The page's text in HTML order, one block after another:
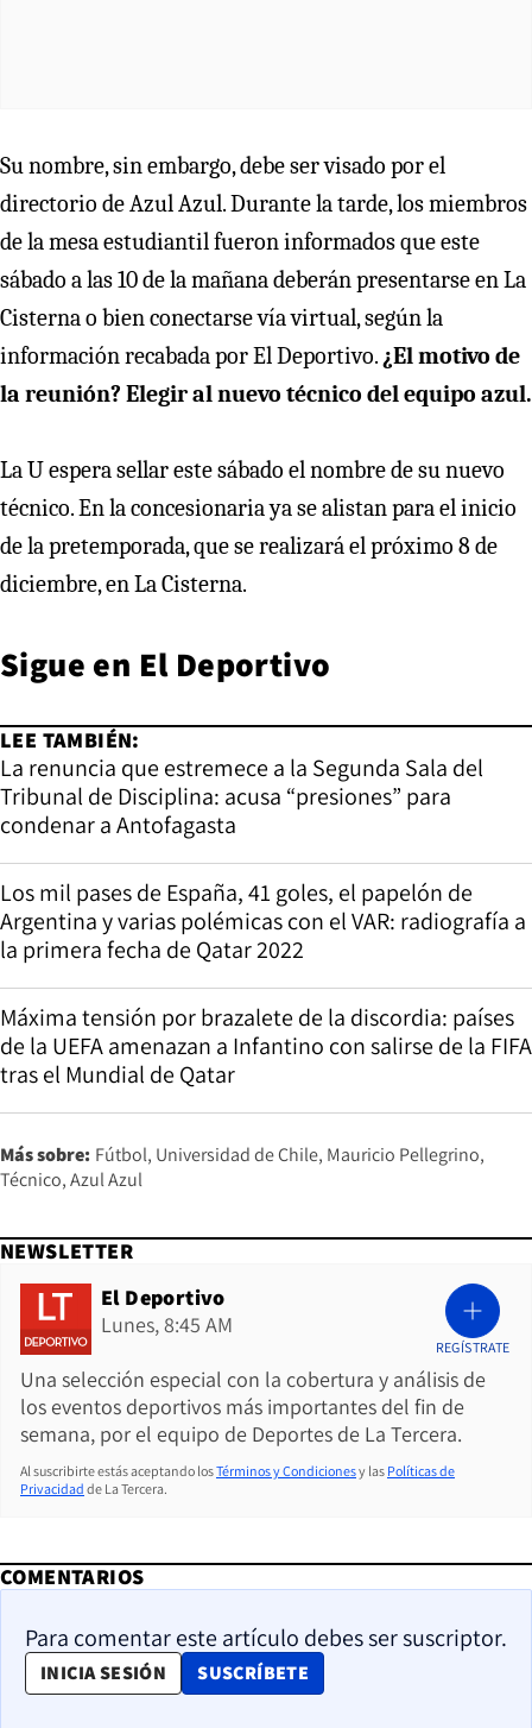
Su nombre, sin embargo, debe ser visado por el
directorio de Azul Azul. Durante la tarde, los miembros
de la mesa estudiantil fueron informados que este
sábado a las 10 de la mañana deberán presentarse en La
Cisterna o bien conectarse vía virtual, según la
información recabada por El Deportivo. ¿El motivo de
la reunión? Elegir al nuevo técnico del equipo azul.
La U espera sellar este sábado el nombre de su nuevo
técnico. En la concesionaria ya se alistan para el inicio
de la pretemporada, que se realizará el próximo 8 de
diciembre, en La Cisterna.
Sigue en El Deportivo
LEE TAMBIÉN:
La renuncia que estremece a la Segunda Sala del
Tribunal de Disciplina: acusa “presiones” para
condenar a Antofagasta
Los mil pases de España, 41 goles, el papelón de
Argentina y varias polémicas con el VAR: radiografía a
la primera fecha de Qatar 2022
Máxima tensión por brazalete de la discordia: países
de la UEFA amenazan a Infantino con salirse de la FIFA
tras el Mundial de Qatar
Más sobre: Fútbol Universidad de Chile Mauricio Pellegrino
Técnico Azul Azul
NEWSLETTER
El Deportivo
Lunes, 8:45 AM
Una selección especial con la cobertura y análisis de
los eventos deportivos más importantes del fin de
semana, por el equipo de Deportes de La Tercera.
REGÍSTRATE
Al suscribirte estás aceptando losTérminos y Condicionesy las Políticas de
Privacidad de La Tercera.
COMENTARIOS
Para comentar este artículo debes ser suscriptor.
INICIA SESIÓN SUSCRÍBETE
OPENS IN NEW WINDOW